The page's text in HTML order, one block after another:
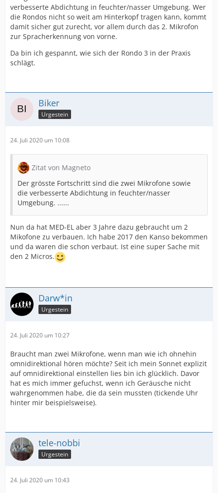
verbesserte Abdichtung in feuchter/nasser Umgebung. Wer
die Rondos nicht so weit am Hinterkopf tragen kann, kommt
damit sicher gut zurecht, vor allem durch das 2. Mikrofon
zur Spracherkennung von vorne.
Da bin ich gespannt, wie sich der Rondo 3 in der Praxis
schlägt.
Biker
Urgestein
24. Juli 2020 um 10:08
Zitat von Magneto
Der grösste Fortschritt sind die zwei Mikrofone sowie
die verbesserte Abdichtung in feuchter/nasser
Umgebung. ......
Nun da hat MED-EL aber 3 Jahre dazu gebraucht um 2
Mikofone zu verbauen. Ich habe 2017 den Kanso bekommen
und da waren die schon verbaut. Ist eine super Sache mit
den 2 Micros.
Darw*in
Urgestein
24. Juli 2020 um 10:27
Braucht man zwei Mikrofone, wenn man wie ich ohnehin
omnidirektional hören möchte? Seit ich mein Sonnet explizit
auf omnidirektional einstellen lies bin ich glücklich. Davor
hat es mich immer gefuchst, wenn ich Geräusche nicht
wahrgenommen habe, die da sein mussten (tickende Uhr
hinter mir beispielsweise).
tele-nobbi
Urgestein
24. Juli 2020 um 10:43